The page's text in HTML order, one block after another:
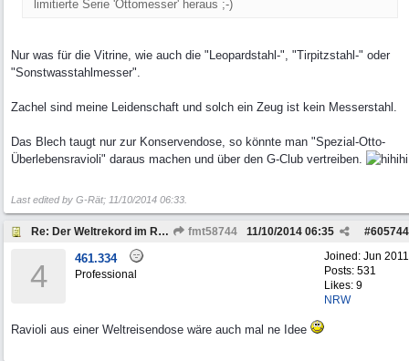
limitierte Serie 'Ottomesser' heraus ;-)
Nur was für die Vitrine, wie auch die "Leopardstahl-", "Tirpitzstahl-" oder
"Sonstwasstahlmesser".
Zachel sind meine Leidenschaft und solch ein Zeug ist kein Messerstahl.
Das Blech taugt nur zur Konservendose, so könnte man "Spezial-Otto-
Überlebensravioli" daraus machen und über den G-Club vertreiben.
Last edited by G-Rät; 11/10/2014 06:33
Re: Der Weltrekord im Reisen... fmt58744 #605744
11/10/2014 06:35
Joined: Jun 2011
Posts: 531
Likes: 9
NRW
4 461.334
Professional
Ravioli aus einer Weltreisendose wäre auch mal ne Idee